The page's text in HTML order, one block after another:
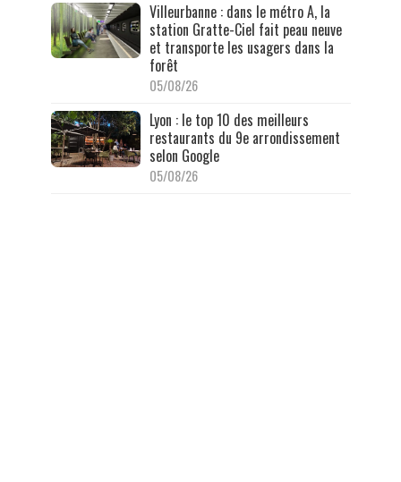
Villeurbanne : dans le métro A, la
station Gratte-Ciel fait peau neuve
et transporte les usagers dans la
forêt
05/08/26
Lyon : le top 10 des meilleurs
restaurants du 9e arrondissement
selon Google
05/08/26